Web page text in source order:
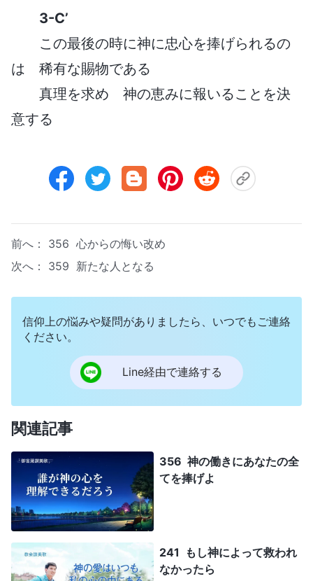
3-C’
この最後の時に神に忠心を捧げられるの
は 稀有な賜物である
真理を求め 神の恵みに報いることを決
意する
前へ： 356 心からの悔い改め
次へ： 359 新たな人となる
信仰上の悩みや疑問がありましたら、いつでもご連絡
ください。
Line経由で連絡する
関連記事
356 神の働きにあなたの全
てを捧げよ
241 もし神によって救われ
なかったら